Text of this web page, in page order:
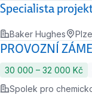
Specialista
Baker Hughes
PROVOZNÍ
30 000 ‍–‍ 32 000 Kč
Spolek pro